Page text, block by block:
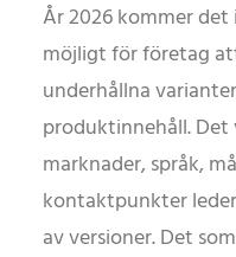
År 2026 kommer
möjligt för företag
underhållna
produktinnehåll.
marknader, språk,
kontaktpunkter
av versioner. Det